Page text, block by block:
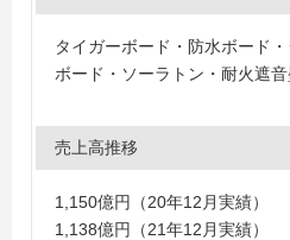
タイガーボード・防水ボード
ボード・ソーラトン・耐火遮
売上高推移
1,150億円（20年12月実績）
1,138億円（21年12月実績）